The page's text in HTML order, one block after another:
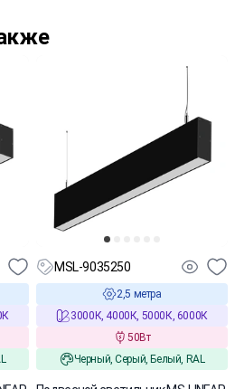
MSL-9035250
2,5 метра
3000К, 4000К, 5000К, 6000К
50Вт
Черный, Серый, Белый, RAL